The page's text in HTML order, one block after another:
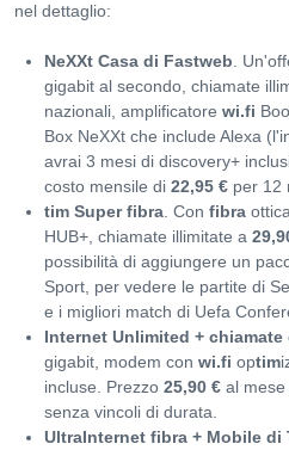
nel dettaglio:
NeXXt Casa di Fastweb .
gigabit al secondo, chiamate
nazionali, amplificatore wi.fi
Box NeXXt che include Alexa
avrai 3 mesi di discovery+
costo mensile di 22,95 € per 12
tim Superfibra . Con fibra
HUB+, chiamate illimitate a
possibilità di aggiungere un
Sport, per vedere le partite di
e i migliori match di Uefa
Internet Unlimited + chiamate
gigabit, modem con wi.fi optim
incluse. Prezzo 25,90 € al
senza vincoli di durata.
UltraInternet fibra + Mobile di